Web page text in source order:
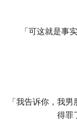
「可这就是事
「我告诉你，我
得罪